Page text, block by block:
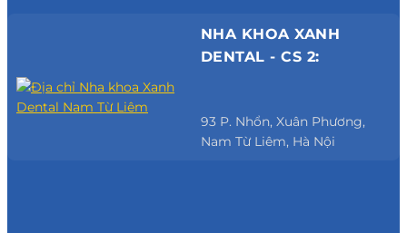
NHA KHOA XANH
DENTAL - CS 2:
93 P. Nhổn, Xuân Phương,
Nam Từ Liêm, Hà Nội